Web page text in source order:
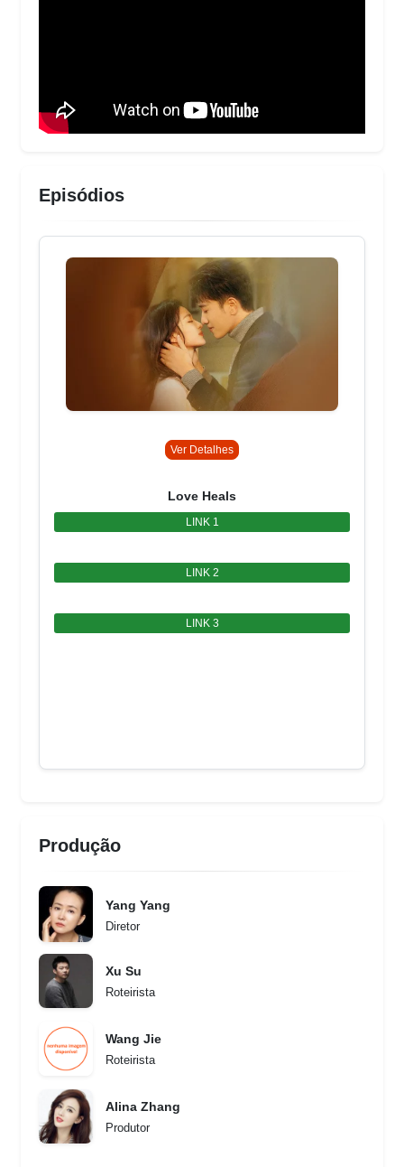
Episódios
Ver Detalhes
Love Heals
LINK 1
LINK 2
LINK 3
Produção
Yang Yang
Diretor
Xu Su
Roteirista
Wang Jie
Roteirista
Alina Zhang
Produtor